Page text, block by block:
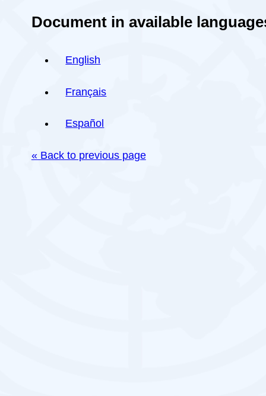
Document in available
English
Français
Español
« Back to previous page